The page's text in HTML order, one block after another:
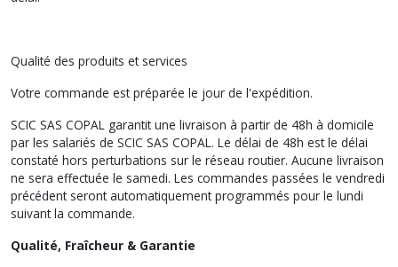
Qualité des produits et services
Votre commande est préparée le jour de l'expédition.
SCIC SAS COPAL garantit une livraison à partir de 48h à domicile
par les salariés de SCIC SAS COPAL. Le délai de 48h est le délai
constaté hors perturbations sur le réseau routier. Aucune livraison
ne sera effectuée le samedi. Les commandes passées le vendredi
précédent seront automatiquement programmés pour le lundi
suivant la commande.
Qualité, Fraîcheur & Garantie